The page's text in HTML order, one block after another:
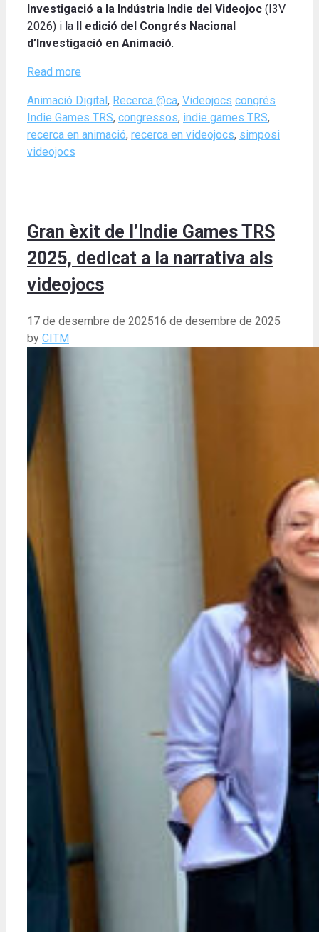
Investigació a la Indústria Indie del Videojoc (I3V
2026) i la
II edició del Congrés Nacional
d’Investigació en Animació.
Read more
Categories
Animació Digital , Recerca @ca, Videojocs Tags
congrés
Indie Games TRS, congressos, indie games TRS,
recerca en animació, recerca en videojocs, simposi
videojocs
Gran èxit de l’Indie Games TRS
2025, dedicat a la narrativa als
videojocs
17 de desembre de 202516 de desembre de 2025
by CITM